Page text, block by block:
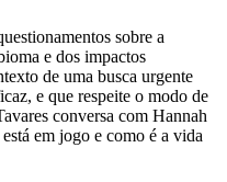
sobre a
e dos impactos
de uma busca urgente
e que respeite o modo de
conversa com Hannah
em jogo e como é a vida